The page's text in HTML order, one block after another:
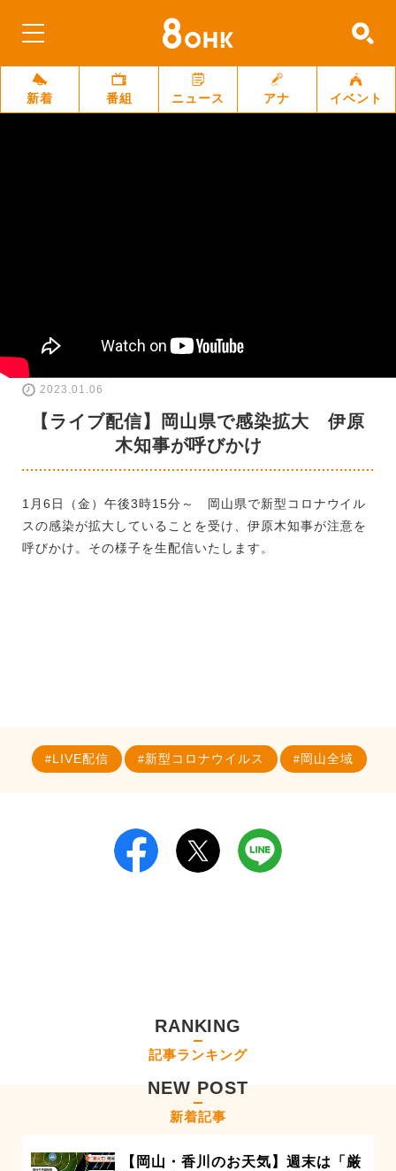
新着 番組 ニュース アナ イベント
2023.01.06
【ライブ配信】岡山県で感染拡大 伊原
木知事が呼びかけ
1月6日（金）午後3時15分～
岡山県で新型コロナウイル
スの感染が拡大していることを受け、伊原木知事が注意を
呼びかけ。その様子を生配信いたします。
LIVE配信 新型コロナウイルス 岡山全域
RANKING
記事ランキング
NEW POST
新着記事
【岡山・香川のお天気】週末は「厳